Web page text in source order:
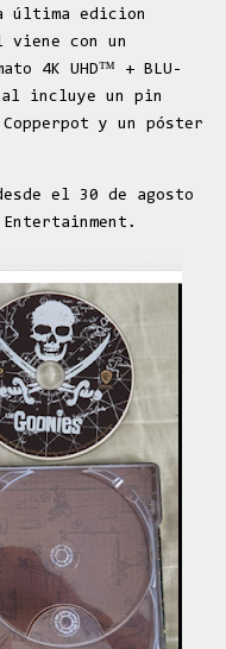
última edicion
con un
4K UHD™ + BLU-
incluye un pin
y un póster
el 30 de agosto
Entertainment.